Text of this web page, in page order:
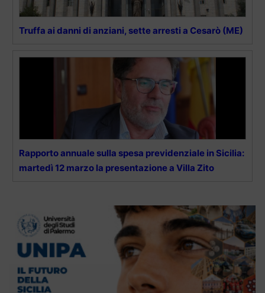
Truffa ai danni di anziani, sette arresti a Cesarò (ME)
Rapporto annuale sulla spesa previdenziale in Sicilia:
martedì 12 marzo la presentazione a Villa Zito